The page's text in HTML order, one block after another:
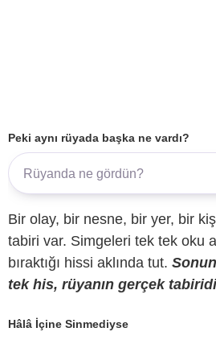
Peki aynı rüyada başka ne vardı?
Bir olay, bir nesne, bir yer, bir
tabiri var. Simgeleri tek tek oku
bıraktığı hissi aklında tut.
tek his, rüyanın gerçek
Hâlâ İçine Sinmediyse